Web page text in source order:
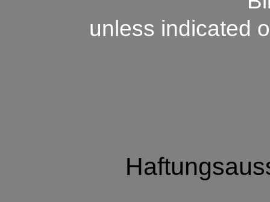
unless indicated